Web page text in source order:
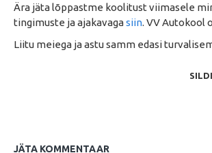
Ära jäta lõppastme koolitust viimasele
tingimuste ja ajakavagasiin. VV Autokool
Liitu meiega ja astu samm edasi
JÄTA KOMMENTAAR